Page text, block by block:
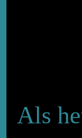
Als